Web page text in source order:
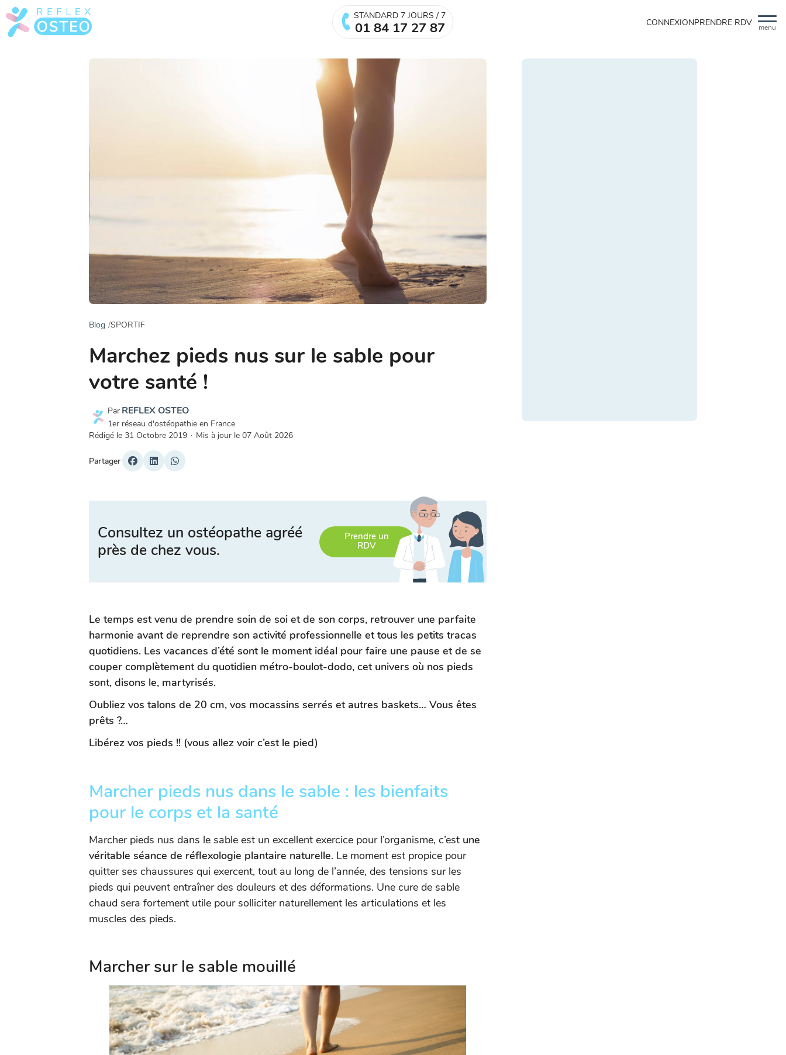
menu
STANDARD 7 JOURS / 7
01 84 17 27 87 CONNEXIONPRENDRE RDV
Blog SPORTIF
Marchez pieds nus sur le sable pour
votre santé !
Par REFLEX OSTEO
1er réseau d'ostéopathie en France
Rédigé le 31 Octobre 2019 · Mis à jour le 07 Août 2026
Partager
Consultez un ostéopathe agréé
près de chez vous.
Prendre un
RDV
Le temps est venu de prendre soin de soi et de son corps, retrouver une parfaite
harmonie avant de reprendre son activité professionnelle et tous les petits tracas
quotidiens. Les vacances d’été sont le moment idéal pour faire une pause et de se
couper complètement du quotidien métro-boulot-dodo, cet univers où nos pieds
sont, disons le, martyrisés.
Oubliez vos talons de 20 cm, vos mocassins serrés et autres baskets… Vous êtes
prêts ?…
Libérez vos pieds !! (vous allez voir c’est le pied)
Marcher pieds nus dans le sable : les bienfaits
pour le corps et la santé
Marcher pieds nus dans le sable est un excellent exercice pour l’organisme, c’est une
véritable séance de réflexologie plantaire naturelle. Le moment est propice pour
quitter ses chaussures qui exercent, tout au long de l’année, des tensions sur les
pieds qui peuvent entraîner des douleurs et des déformations. Une cure de sable
chaud sera fortement utile pour solliciter naturellement les articulations et les
muscles des pieds.
Marcher sur le sable mouillé